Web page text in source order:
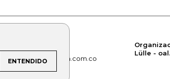
ENTENDIDO
lafm.com.co
alerta.com.co
Lülle -